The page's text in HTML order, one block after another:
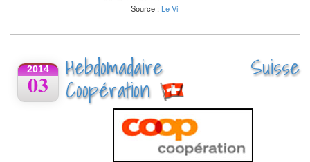
Source : Le Vif
2014
03
Hebdomadaire Suisse
Coopération